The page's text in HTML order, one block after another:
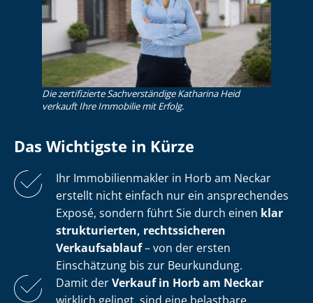
Die zertifizierte Sachverständige Katharina Heid
verkauft Ihre Immobilie mit Erfolg.
Das Wichtigste in Kürze
Ihr Im­mo­bi­li­en­mak­ler in Horb am Neckar
erstellt nicht einfach nur ein ansprechendes
Exposé, sondern führt Sie durch einen klar
strukturierten, rechtssicheren
Verkaufsablauf– von der ersten
Einschätzung bis zur Beurkundung.
Damit derVerkauf in Horb am Neckar